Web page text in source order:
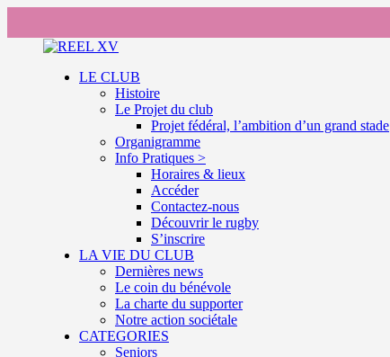
LE CLUB
Histoire
Le Projet du club
Projet fédéral, l’ambition d’un grand stade
Organigramme
Info Pratiques >
Horaires & lieux
Accéder
Contactez-nous
Découvrir le rugby
S’inscrire
LA VIE DU CLUB
Dernières news
Le coin du bénévole
La charte du supporter
Notre action sociétale
CATEGORIES
Seniors